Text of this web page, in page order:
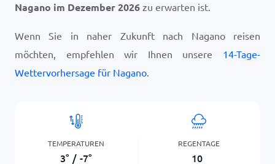
Nagano im Dezember 2026 zu erwarten ist.
Wenn Sie in naher Zukunft nach Nagano reisen
möchten, empfehlen wir Ihnen unsere 14-Tage-
Wettervorhersage für Nagano.
TEMPERATUREN
3° / -7°
REGENTAGE
10